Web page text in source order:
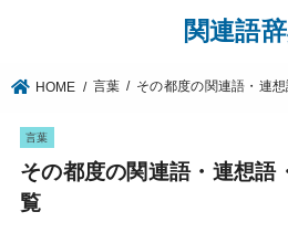
関連語
HOME 言葉 その都度の関連語・連
言葉
その都度の関連語・連想語
覧